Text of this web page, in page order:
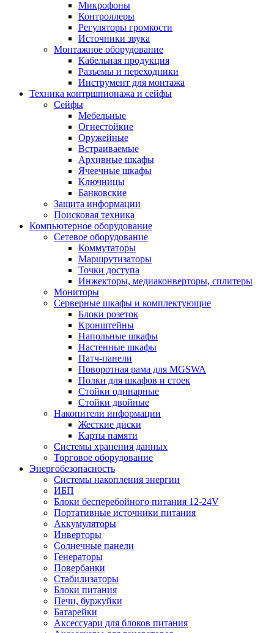
Микрофоны
Контроллеры
Регуляторы громкости
Источники звука
Монтажное оборудование
Кабельная продукция
Разъемы и переходники
Инструмент для монтажа
Техника контршпионажа и сейфы
Сейфы
Мебельные
Огнестойкие
Оружейные
Встраиваемые
Архивные шкафы
Ячеечные шкафы
Ключницы
Банковские
Защита информации
Поисковая техника
Компьютерное оборудование
Сетевое оборудование
Коммутаторы
Маршрутизаторы
Точки доступа
Инжекторы, медиаконверторы, сплитеры
Мониторы
Серверные шкафы и комплектующие
Блоки розеток
Кронштейны
Напольные шкафы
Настенные шкафы
Патч-панели
Поворотная рама для MGSWA
Полки для шкафов и стоек
Стойки одинарные
Стойки двойные
Накопители информации
Жесткие диски
Карты памяти
Системы хранения данных
Торговое оборудование
Энергобезопасность
Системы накопления энергии
ИБП
Блоки бесперебойного питания 12-24V
Портативные источники питания
Аккумуляторы
Инверторы
Солнечные панели
Генераторы
Повербанки
Стабилизаторы
Блоки питания
Печи, буржуйки
Батарейки
Аксессуари для блоков питания